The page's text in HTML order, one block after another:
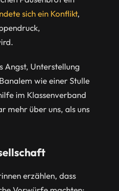
sich ein Konflikt,
Angst, Unterstellung
wie einer Stulle
im Klassenverband
mehr über uns, als uns
erzählen, dass